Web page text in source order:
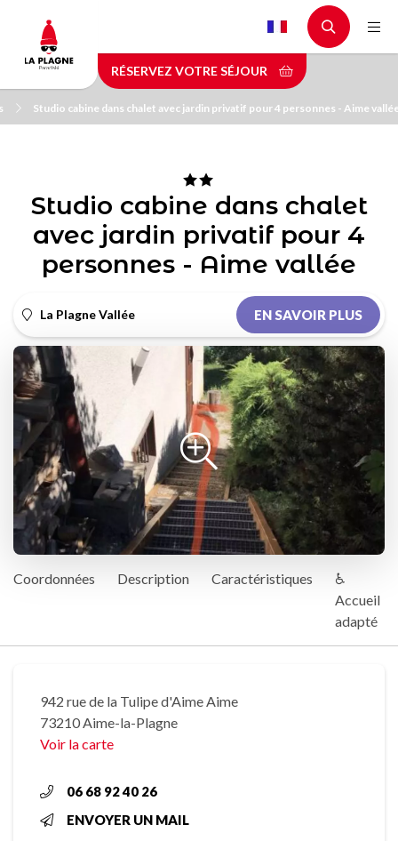
contenu
principal
RÉSERVEZ VOTRE SÉJOUR
Studio cabine dans chalet avec jardin privatif pour 4 personnes - Aime
Studio cabine dans chalet
avec jardin privatif pour 4
personnes - Aime vallée
La Plagne Vallée EN SAVOIR PLUS
Coordonnées Description Caractéristiques
♿
Accueil
adapté
942 rue de la Tulipe d'Aime Aime
73210 Aime-la-Plagne
Voir la carte
06 68 92 40 26
ENVOYER UN MAIL